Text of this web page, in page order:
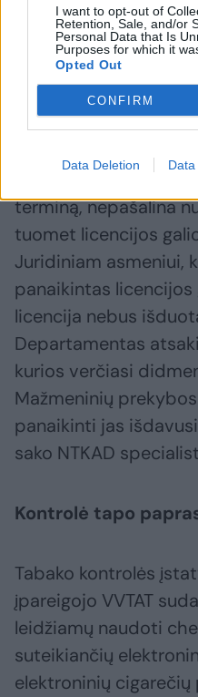
I want to opt-out of
Retention, Sale, and/or
Personal Data that Is
Purposes for which it
Opted Out
CONFIRM
Data Deletion Data
„Departamentas dar
verstis didmenine
gaminiais susijusiais
Visgi, jei taip
buvo sustabdytas
licenciją išdavusios
terminą, nepašalina
tuomet licencijos
Juridiniam asmeniui,
panaikintas licencijos
licencija nebus
Departamentas
kurios verčiasi
Mažmeninių
panaikinti jas
sako NTKAD
Kontrolė tapo
Tabako kontrolės
įpareigojo VVTAT
leidžiamų naudoti
suteikiančių
elektroninių